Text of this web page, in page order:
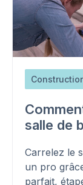
salle de
Carrelez le
un pro
parfait,